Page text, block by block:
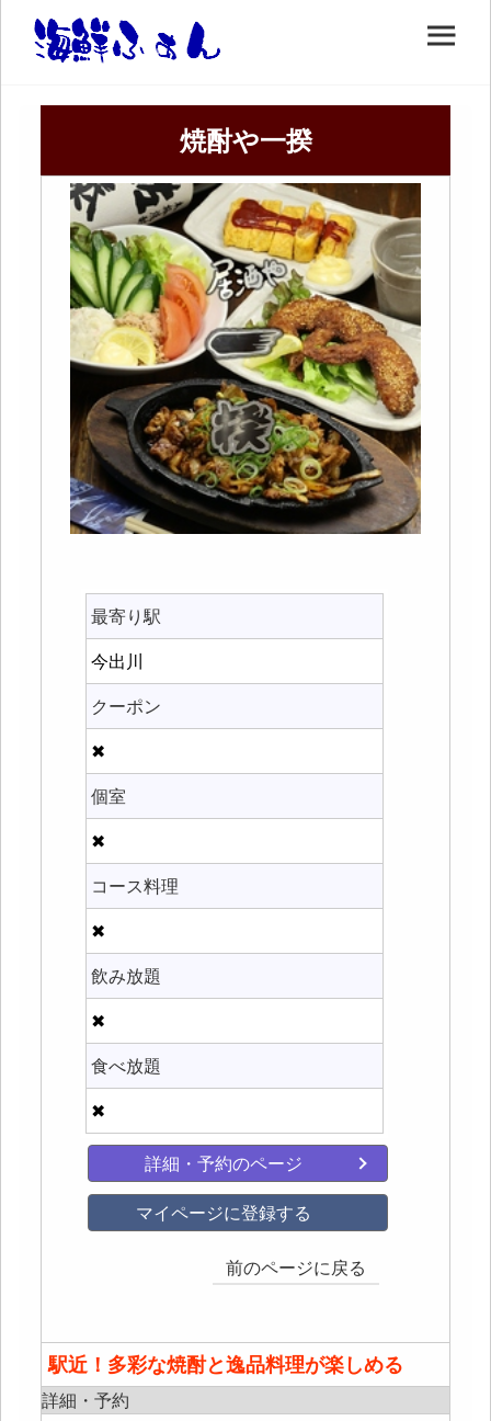
焼酎や一揆
最寄り駅
今出川
クーポン
✖
個室
✖
コース料理
✖
飲み放題
✖
食べ放題
✖
詳細・予約のページ
マイページに登録する
前のページに戻る
駅近！多彩な焼酎と逸品料理が楽しめる
詳細・予約